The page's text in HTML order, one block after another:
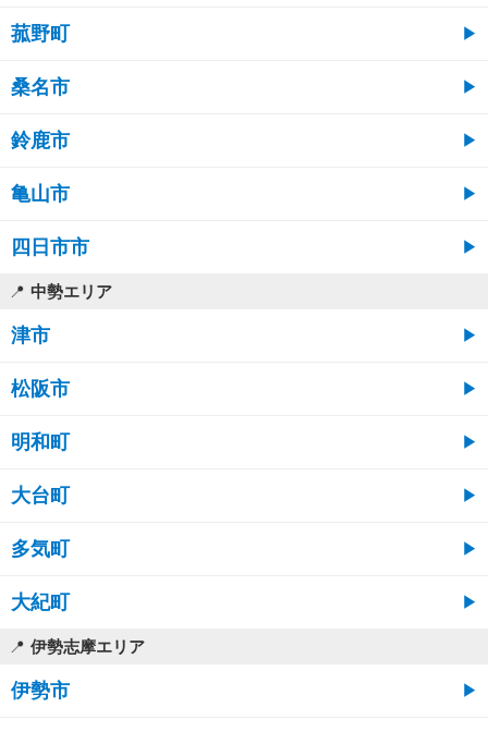
菰野町
桑名市
鈴鹿市
亀山市
四日市市
中勢エリア
津市
松阪市
明和町
大台町
多気町
大紀町
伊勢志摩エリア
伊勢市